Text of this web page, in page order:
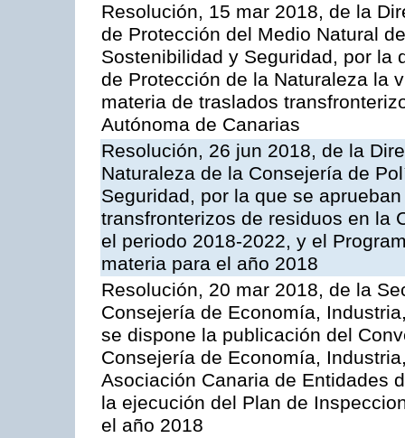
Resolución, 15 mar 2018, de la
de Protección del Medio Natural
Sostenibilidad y Seguridad, por la
de Protección de la Naturaleza la
materia de traslados
Autónoma de Canarias
Resolución, 26 jun 2018, de la
Naturaleza de la Consejería de
Seguridad, por la que se
transfronterizos de residuos en la
el periodo 2018-2022, y el
materia para el año 2018
Resolución, 20 mar 2018, de la
Consejería de Economía,
se dispone la publicación del
Consejería de Economía,
Asociación Canaria de Entidades
la ejecución del Plan de
el año 2018